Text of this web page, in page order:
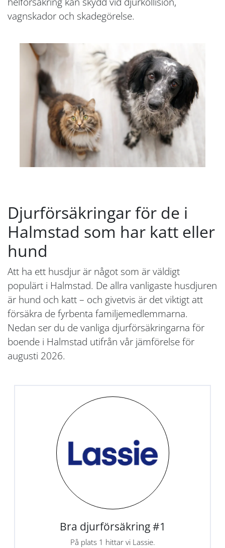
vagnskador och skadegörelse.
Djurförsäkringar för de i
Halmstad som har katt eller
hund
Att ha ett husdjur är något som är väldigt
populärt i Halmstad. De allra vanligaste husdjuren
är hund och katt – och givetvis är det viktigt att
försäkra de fyrbenta familjemedlemmarna.
Nedan ser du de vanliga djurförsäkringarna för
boende i Halmstad utifrån vår jämförelse för
augusti 2026.
Bra djurförsäkring #1
På plats 1 hittar vi Lassie.